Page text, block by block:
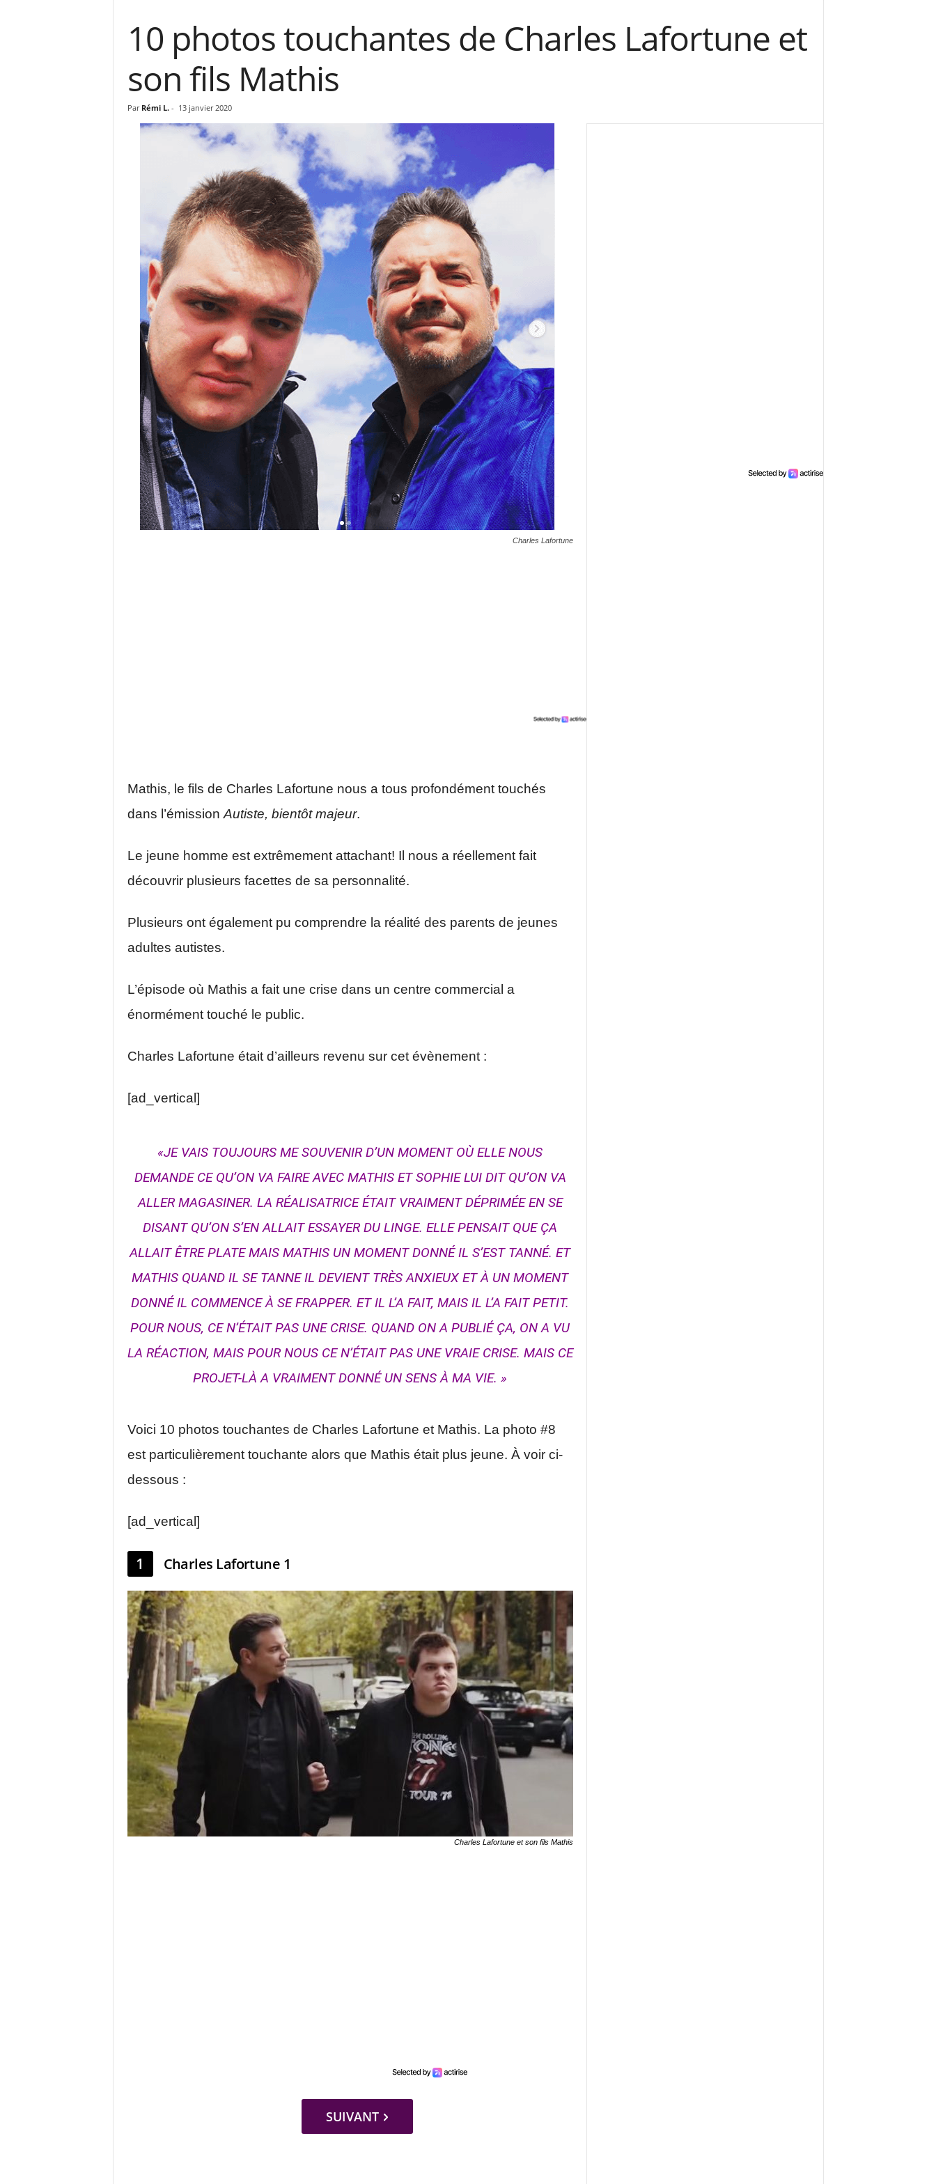
10 photos touchantes de Charles Lafortune et
son fils Mathis
Par Rémi L. - 13 janvier 2020
Charles Lafortune
Mathis, le fils de Charles Lafortune nous a tous profondément touchés
dans l’émission Autiste, bientôt majeur.
Le jeune homme est extrêmement attachant! Il nous a réellement fait
découvrir plusieurs facettes de sa personnalité.
Plusieurs ont également pu comprendre la réalité des parents de jeunes
adultes autistes.
L’épisode où Mathis a fait une crise dans un centre commercial a
énormément touché le public.
Charles Lafortune était d’ailleurs revenu sur cet évènement :
[ad_vertical]
«JE VAIS TOUJOURS ME SOUVENIR D’UN MOMENT OÙ ELLE NOUS
DEMANDE CE QU’ON VA FAIRE AVEC MATHIS ET SOPHIE LUI DIT QU’ON VA
ALLER MAGASINER. LA RÉALISATRICE ÉTAIT VRAIMENT DÉPRIMÉE EN SE
DISANT QU’ON S’EN ALLAIT ESSAYER DU LINGE. ELLE PENSAIT QUE ÇA
ALLAIT ÊTRE PLATE MAIS MATHIS UN MOMENT DONNÉ IL S’EST TANNÉ. ET
MATHIS QUAND IL SE TANNE IL DEVIENT TRÈS ANXIEUX ET À UN MOMENT
DONNÉ IL COMMENCE À SE FRAPPER. ET IL L’A FAIT, MAIS IL L’A FAIT PETIT.
POUR NOUS, CE N’ÉTAIT PAS UNE CRISE. QUAND ON A PUBLIÉ ÇA, ON A VU
LA RÉACTION, MAIS POUR NOUS CE N’ÉTAIT PAS UNE VRAIE CRISE. MAIS CE
PROJET-LÀ A VRAIMENT DONNÉ UN SENS À MA VIE. »
Voici 10 photos touchantes de Charles Lafortune et Mathis. La photo #8
est particulièrement touchante alors que Mathis était plus jeune. À voir ci-
dessous :
[ad_vertical]
1 Charles Lafortune 1
Charles Lafortune et son fils Mathis
SUIVANT